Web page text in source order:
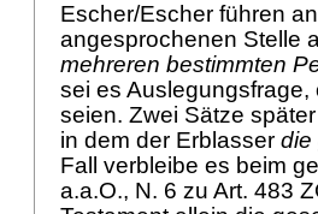
Escher/Escher führen
angesprochenen Stelle
mehreren bestimmten
sei es
seien. Zwei Sätze
in dem der Erblasser die
Fall verbleibe es beim
a.a.O., N. 6 zu Art. 483